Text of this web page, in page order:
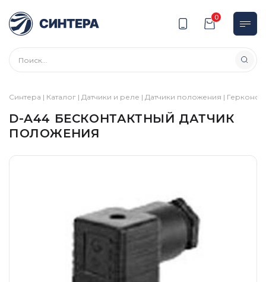
0
Синтера | Каталог | Датчики и реле | Датчики положения |
D-A44 БЕСКОНТАКТНЫЙ ДАТЧИК
ПОЛОЖЕНИЯ